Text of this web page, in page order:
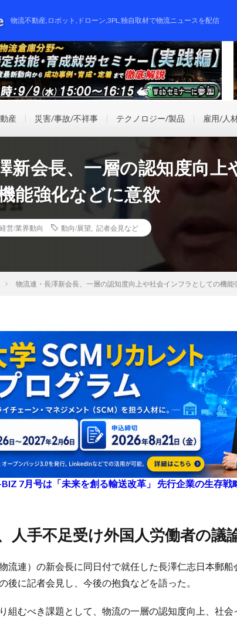
物流不動産,ロボット,ドローン,3PL,独自取材で物流ニュースを配信
産 災害/事故/不祥事 テクノロジー/製品 雇用/人
新会長、一層の認知度向上
能強化などに意欲
経営/業界動向 動向/展望 記者会見など
物流連・長澤新会長、一層の認知度向上や社会インフラとしての機能
BIZ 7月号は「未来を創る輸送改革」 先行企業の生存戦
、人手不足受け外国人労働者の議
流連）の新会長に同日付で就任した長澤仁志日本郵
後に記者会見し、今後の抱負などを語った。
組むべき課題として、物流の一層の認知度向上、社